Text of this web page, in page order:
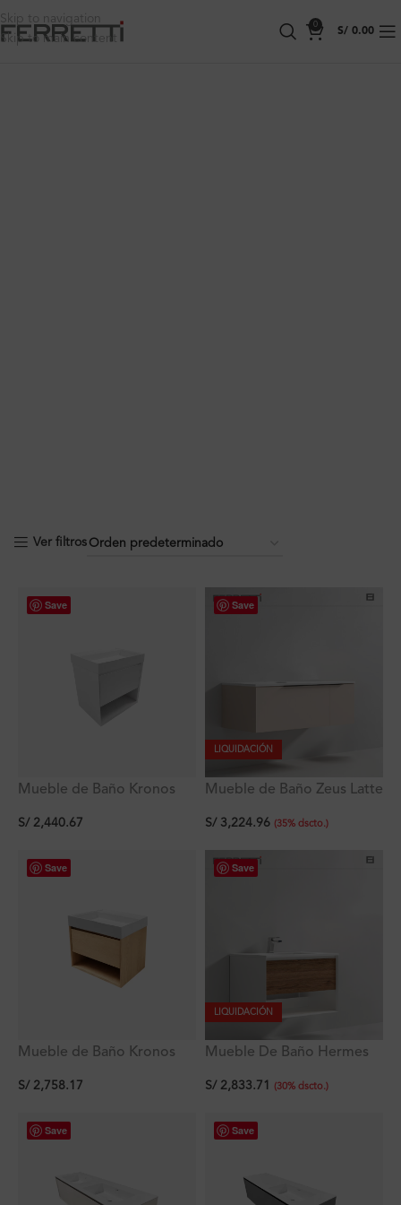
Skip to navigation
Skip to main content
0
S/ 0.00
Ver filtros
Save
Mueble de Baño Kronos
600x460x623Mm con
S/ 2,440.67
Save
LIQUIDACIÓN
Mueble de Baño Zeus Latte
Ferretti Signature
S/3,224.96 (35% dscto.)
Save
Mueble de Baño Kronos
con Tablero Matt Signature
S/2,758.17
Save
LIQUIDACIÓN
Mueble De Baño Hermes
Vintage con Tablero de
Empotrado de Cerámica
S/2,833.71 (30% dscto.)
Save Save